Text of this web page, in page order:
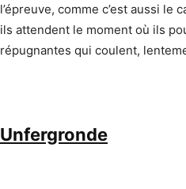
l’épreuve, comme c’est aussi le
ils attendent le moment où ils
répugnantes qui coulent,
Unfergronde